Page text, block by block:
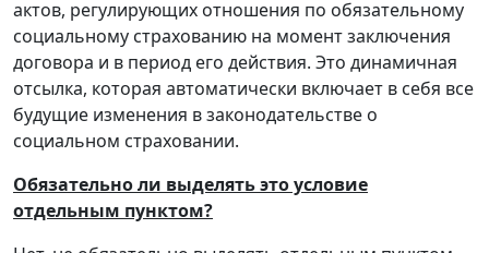
актов, регулирующих отношения по обязательному
социальному страхованию на момент заключения
договора и в период его действия. Это динамичная
отсылка, которая автоматически включает в себя все
будущие изменения в законодательстве о
социальном страховании.
Обязательно ли выделять это условие
отдельным пунктом?